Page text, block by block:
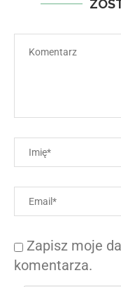
Zapisz moje
komentarza.